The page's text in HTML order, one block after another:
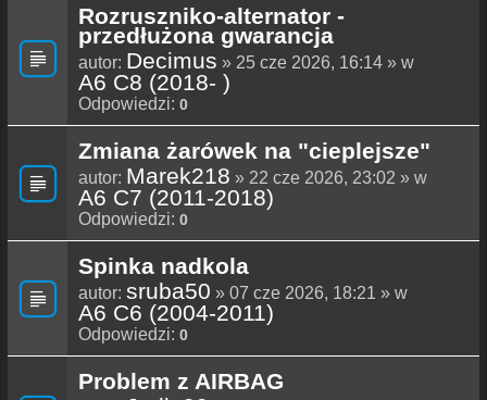
Rozruszniko-alternator -
przedłużona gwarancja
autor: Decimus » 25 cze 2026, 16:14 » w
A6 C8 (2018- )
Odpowiedzi: 0
Zmiana żarówek na "cieplejsze"
autor: Marek218 » 22 cze 2026, 23:02 » w
A6 C7 (2011-2018)
Odpowiedzi: 0
Spinka nadkola
autor: sruba50 » 07 cze 2026, 18:21 » w
A6 C6 (2004-2011)
Odpowiedzi: 0
Problem z AIRBAG